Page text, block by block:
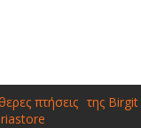
πτήσεις της